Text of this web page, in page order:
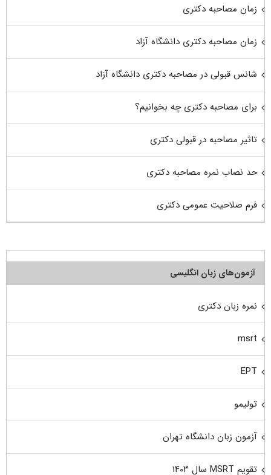
زمان مصاحبه دکتری
زمان مصاحبه دکتری دانشگاه آزاد
شانس قبولی در مصاحبه دکتری دانشگاه آزاد
برای مصاحبه دکتری چه بخوانیم؟
تاثیر مصاحبه در قبولی دکتری
حد نصاب نمره مصاحبه دکتری
فرم صلاحیت عمومی دکتری
آزمون‌های زبان انگلیسی
نمره زبان دکتری
msrt
EPT
تولیمو
آزمون زبان دانشگاه تهران
تقویم MSRT سال ۱۴۰۳